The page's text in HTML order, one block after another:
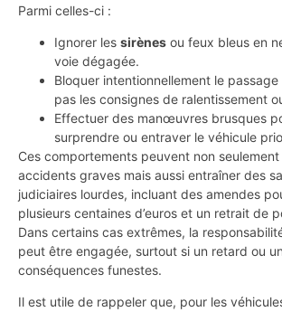
Parmi celles-ci :
Ignorer les sirènes ou feux bleus en
voie dégagée.
Bloquer intentionnellement le
pas les consignes de ralentissement
Effectuer des manœuvres brusques
surprendre ou entraver le véhicule
Ces comportements peuvent non
accidents graves mais aussi entraîner des
judiciaires lourdes, incluant des amendes
plusieurs centaines d’euros et un retrait de
Dans certains cas extrêmes, la
peut être engagée, surtout si un retard ou
conséquences funestes.
Il est utile de rappeler que, pour les